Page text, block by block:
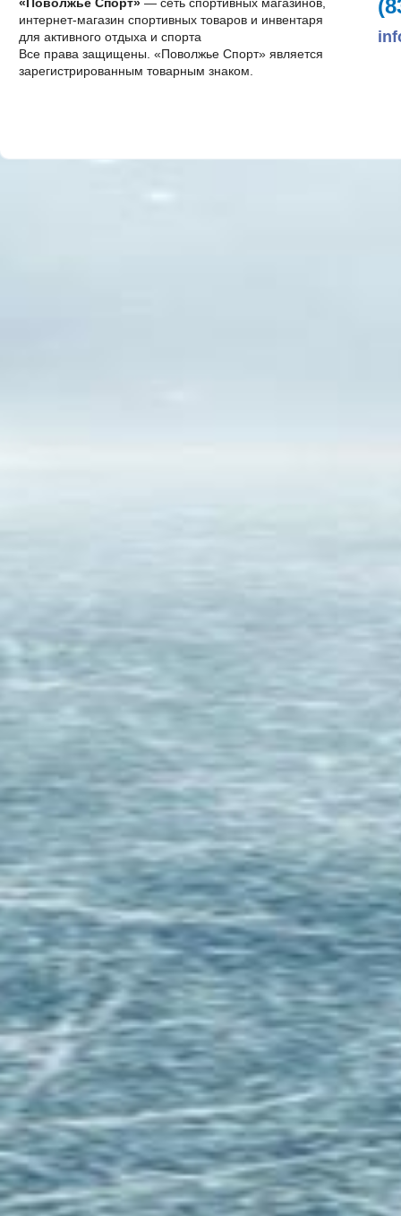
интернет-магазин спортивных товаров и инвентаря
для активного отдыха и спорта
Все права защищены. «Поволжье Спорт» является
зарегистрированным товарным знаком.